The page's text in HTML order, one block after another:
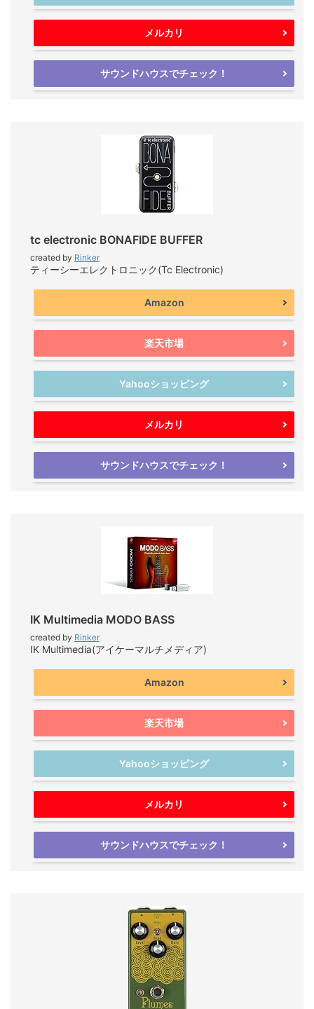
メルカリ
サウンドハウスでチェック！
tc electronic BONAFIDE BUFFER
created by Rinker
ティーシーエレクトロニック(Tc Electronic)
Amazon
楽天市場
Yahooショッピング
メルカリ
サウンドハウスでチェック！
IK Multimedia MODO BASS
created by Rinker
IK Multimedia(アイケーマルチメディア)
Amazon
楽天市場
Yahooショッピング
メルカリ
サウンドハウスでチェック！